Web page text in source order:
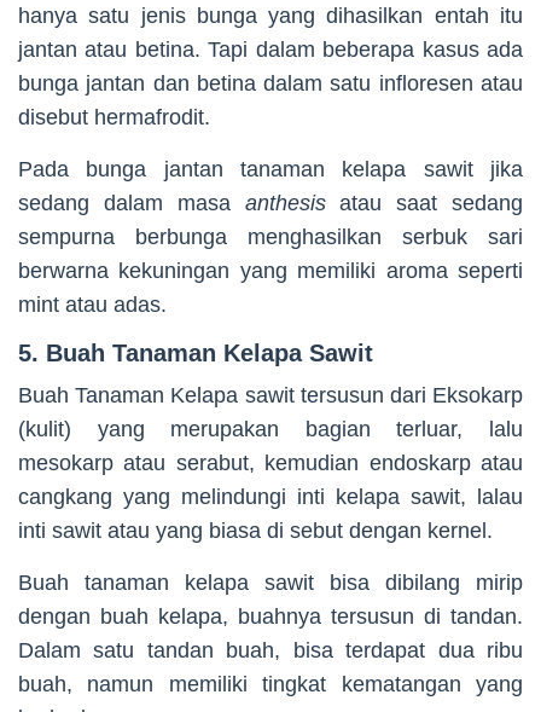
hanya satu jenis bunga yang dihasilkan entah itu
jantan atau betina. Tapi dalam beberapa kasus ada
bunga jantan dan betina dalam satu infloresen atau
disebut hermafrodit.
Pada bunga jantan tanaman kelapa sawit jika
sedang dalam masa anthesisatau saat sedang
sempurna berbunga menghasilkan serbuk sari
berwarna kekuningan yang memiliki aroma seperti
mint atau adas.
5. Buah Tanaman Kelapa Sawit
Buah Tanaman Kelapa sawit tersusun dari Eksokarp
(kulit) yang merupakan bagian terluar, lalu
mesokarp atau serabut, kemudian endoskarp atau
cangkang yang melindungi inti kelapa sawit, lalau
inti sawit atau yang biasa di sebut dengan kernel.
Buah tanaman kelapa sawit bisa dibilang mirip
dengan buah kelapa, buahnya tersusun di tandan.
Dalam satu tandan buah, bisa terdapat dua ribu
buah, namun memiliki tingkat kematangan yang